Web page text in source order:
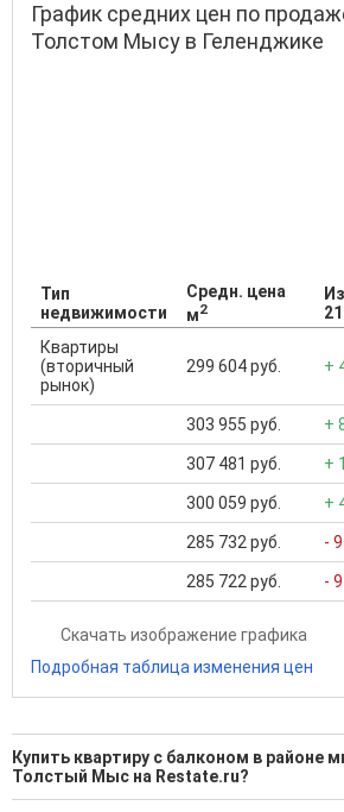
График средних цен по
Толстом Мысу в Геленджике
Тип
недвижимости
Средн. цена
м2
Квартиры
(вторичный
рынок)
299 604 руб. +
303 955 руб. +
307 481 руб. +
300 059 руб. +
285 732 руб. -
285 722 руб. -
Скачать изображение графика
Подробная таблица изменения цен
Купить квартиру с балконом в районе
Толстый Мыс на Restate.ru?